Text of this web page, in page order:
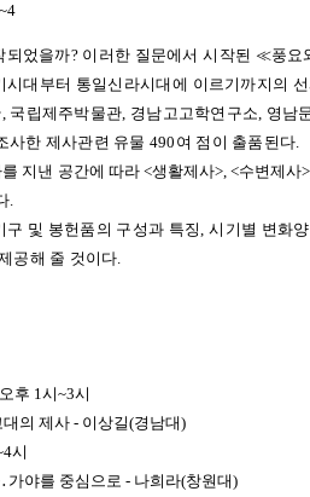
되었을까? 이러한 질문에서 시작된 ≪풍
시대부터 통일신라시대에 이르기까지의
국립제주박물관, 경남고고학연구소, 영
사한 제사관련 유물 490여 점이 출품된다.
지낸 공간에 따라 <생활제사>, <수변제사
.
구 및 봉헌품의 구성과 특징, 시기별 변화
공해 줄 것이다.
후 1시~3시
의 제사 - 이상길(경남대)
시
가야를 중심으로 - 나희라(창원대)